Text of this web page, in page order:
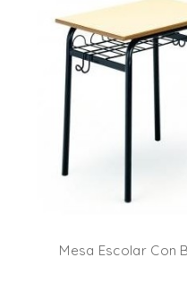
Mesa Escolar Con